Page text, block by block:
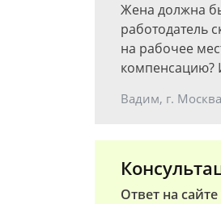
Жена должна
работодатель
на рабочее
компенсацию?
Вадим, г. Москва
Ответ на